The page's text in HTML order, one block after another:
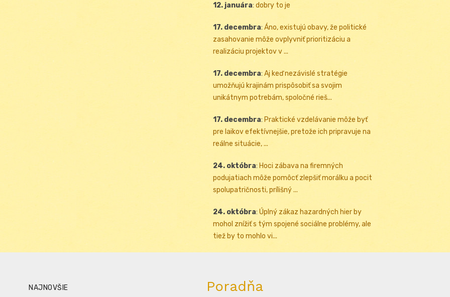
12. januára: dobry to je
17. decembra: Áno, existujú obavy, že politické
zasahovanie môže ovplyvniť prioritizáciu a
realizáciu projektov v ...
17. decembra: Aj keď nezávislé stratégie
umožňujú krajinám prispôsobiť sa svojim
unikátnym potrebám, spoločné rieš...
17. decembra: Praktické vzdelávanie môže byť
pre laikov efektívnejšie, pretože ich pripravuje na
reálne situácie, ...
24. októbra: Hoci zábava na firemných
podujatiach môže pomôcť zlepšiť morálku a pocit
spolupatričnosti, prílišný ...
24. októbra: Úplný zákaz hazardných hier by
mohol znížiť s tým spojené sociálne problémy, ale
tiež by to mohlo vi...
NAJNOVŠIE Poradňa